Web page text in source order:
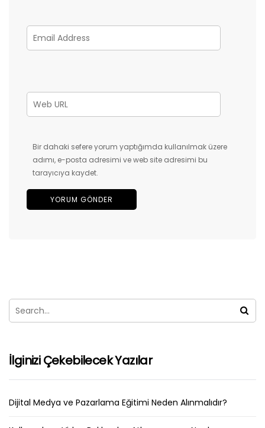
Bir dahaki sefere yorum yaptığımda kullanılmak üzere
adımı, e-posta adresimi ve web site adresimi bu
tarayıcıya kaydet.
İlginizi Çekebilecek Yazılar
Dijital Medya ve Pazarlama Eğitimi Neden Alınmalıdır?